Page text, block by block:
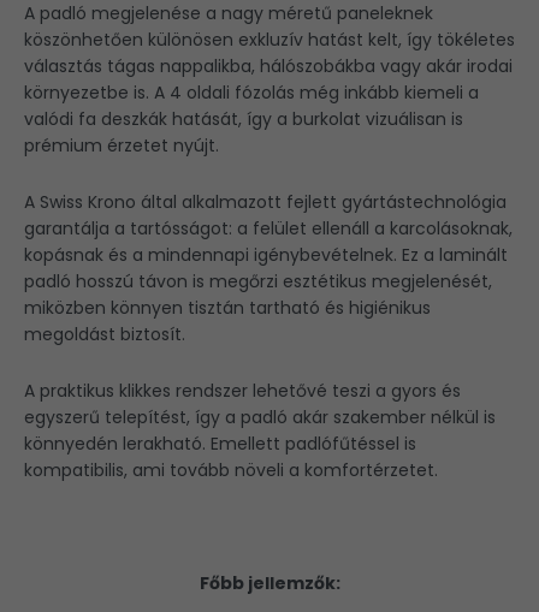
A padló megjelenése a nagy méretű paneleknek
köszönhetően különösen exkluzív hatást kelt, így tökéletes
választás tágas nappalikba, hálószobákba vagy akár irodai
környezetbe is. A 4 oldali fózolás még inkább kiemeli a
valódi fa deszkák hatását, így a burkolat vizuálisan is
prémium érzetet nyújt.
A Swiss Krono által alkalmazott fejlett gyártástechnológia
garantálja a tartósságot: a felület ellenáll a karcolásoknak,
kopásnak és a mindennapi igénybevételnek. Ez a laminált
padló hosszú távon is megőrzi esztétikus megjelenését,
miközben könnyen tisztán tartható és higiénikus
megoldást biztosít.
A praktikus klikkes rendszer lehetővé teszi a gyors és
egyszerű telepítést, így a padló akár szakember nélkül is
könnyedén lerakható. Emellett padlófűtéssel is
kompatibilis, ami tovább növeli a komfortérzetet.
Főbb jellemzők: